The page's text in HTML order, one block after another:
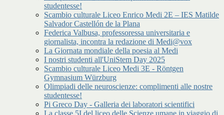
studentesse!
Scambio culturale Liceo Enrico Medi 2E – IES Matilde
Salvador Castellón de la Plana
Federica Valbusa, professoressa universitaria e
giornalista, incontra la redazione di Medi@vox
La Giornata mondiale della poesia al Medi
I nostri studenti all'UniStem Day 2025
Scambio culturale Liceo Medi 3E - Röntgen
Gymnasium Würzburg
Olimpiadi delle neuroscienze: complimenti alle nostre
studentesse!
Pi Greco Day - Galleria dei laboratori scientifici